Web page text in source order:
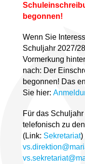
begonnen!
Wenn Sie
Schuljahr 2027/
Vormerkung
nach: Der
begonnen! Das
Sie hier:
Für das
telefonisch zu
(Link: Sekretariat)